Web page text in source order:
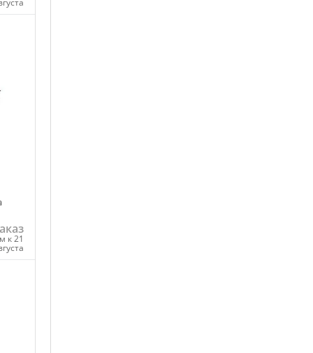
к 21